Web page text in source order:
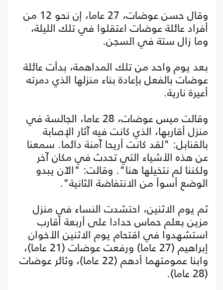
وقال حسن عوضات، 27 عاما، إن نحو 12 من
أفراد عائلة عوضات اعتقلوا في تلك الليلة،
وما زال ستة في السجن.
بعد يوم واحد من تلك المداهمة، بدأت عائلة
عوضات بالفعل بإعادة بناء منزلها الذي دمرته
أعيرة نارية.
وقالت ميس عوضات، 28 عاما، الجالسة في
منزل أقاربها، الذي كانت فيه آثار الإصابة
بالقنابل: "لقد كانت أريحا آمنة دائما. سمعنا
عن هذه الأشياء التي تحدث في مكان آخر
ولكننا لم نتخيلها هنا". وقالت: "الآن يبدو
الوضع أسوأ من الانتفاضة الثانية".
ثم يوم الاثنين، احتشدت النساء في منزل
مزين بعلم حماس حدادا على أربعة أقارب
استشهدوا في اقتحام يوم الاثنين الأخوان
إبراهيم (27 عاما) ورفعت عوضات (21 عاما)،
وابنا عمومتهما أدهم (22 عاما)، وثائر عوضات
(28 عاما).